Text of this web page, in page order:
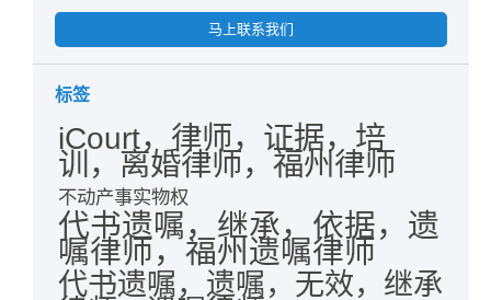
马上联系我们
标签
iCourt，律师，证据，培
训，离婚律师，福州律师
不动产事实物权
代书遗嘱，继承，依据，遗
嘱律师，福州遗嘱律师
代书遗嘱，遗嘱，无效，继承